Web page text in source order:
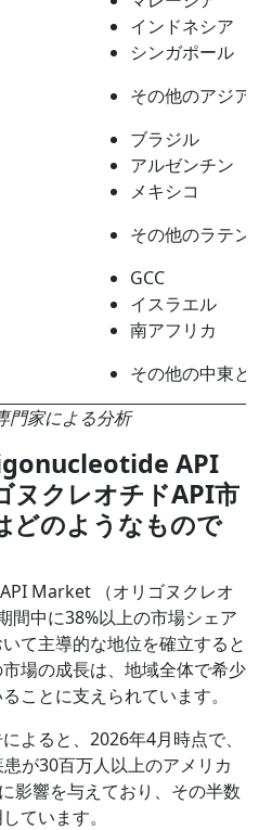
インドネシア
シンガポール
その他のアジア
ブラジル
アルゼンチン
メキシコ
その他のラテン
GCC
イスラエル
南アフリカ
その他の中東と
門家による分析
API
クレオチドAPI市
どのようなもので
Market （オリゴヌクレオ
間中に38%以上の市場シェア
て主導的な地位を確立すると
場の成長は、地域全体で希少
ことに支えられています。
よると、2026年4月時点で、
が30百万人以上のアメリカ
影響を与えており、その半数
ています。